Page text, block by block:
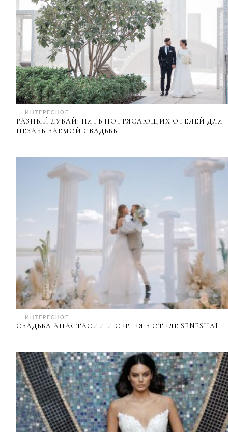
— ИНТЕРЕСНОЕ
РАЗНЫЙ ДУБАЙ: ПЯТЬ ПОТРЯСАЮЩИХ ОТЕЛЕЙ ДЛЯ
НЕЗАБЫВАЕМОЙ СВАДЬБЫ
— ИНТЕРЕСНОЕ
СВАДЬБА АНАСТАСИИ И СЕРГЕЯ В ОТЕЛЕ SENESHAL